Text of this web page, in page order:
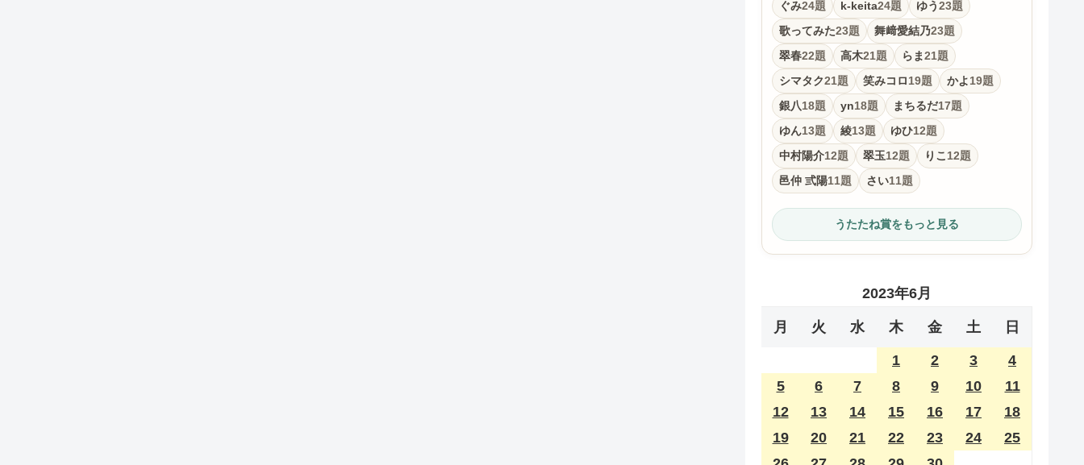
ぐみ24題 k-keita24題 ゆう23題
歌ってみた23題 舞﨑愛結乃23題
翠春22題 高木21題 らま21題
シマタク21題 笑みコロ19題 かよ19題
銀八18題 yn18題 まちるだ17題
ゆん13題 綾13題 ゆひ12題
中村陽介12題 翠玉12題 りこ 12題
邑仲 弎陽11題 さい11題
うたたね賞をもっと見る
2023年6月
月 火 水 木 金 土 日
1 2 3
4
5
6 7 8 9 10
11
12
13 14 15 16 17
18
19
20 21 22 23 24
25